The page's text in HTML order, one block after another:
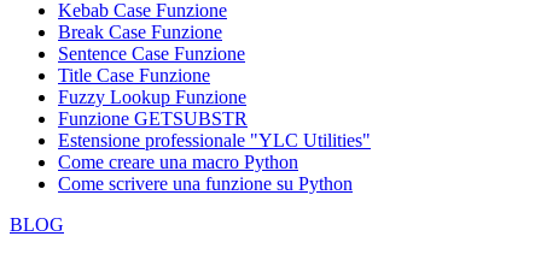
Kebab Case Funzione
Break Case Funzione
Sentence Case Funzione
Title Case Funzione
Fuzzy Lookup Funzione
Funzione GETSUBSTR
Estensione professionale "YLC Utilities"
Come creare una macro Python
Come scrivere una funzione su Python
BLOG